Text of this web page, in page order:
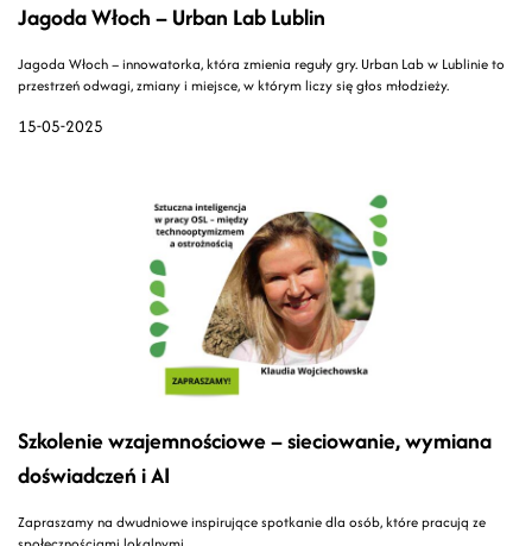
15-05-2025
Jagoda Włoch – Urban Lab Lublin
Jagoda Włoch – innowatorka, która zmienia reguły gry. Urban Lab w Lublinie to
przestrzeń odwagi, zmiany i miejsce, w którym liczy się głos młodzieży.
Szkolenie wzajemnościowe – sieciowanie, wymiana
doświadczeń i AI
Zapraszamy na dwudniowe inspirujące spotkanie dla osób, które pracują ze